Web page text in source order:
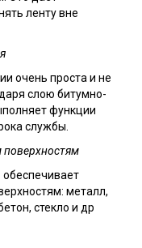
ленту вне
очень проста и не
слою битумно-
функции
службы.
поверхностям
металл,
стекло и др